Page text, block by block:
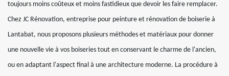
toujours moins coûteux et moins fastidieux que devoir les faire remplacer.
Chez JC Rénovation, entreprise pour peinture et rénovation de boiserie à
Lantabat, nous proposons plusieurs méthodes et matériaux pour donner
une nouvelle vie à vos boiseries tout en conservant le charme de l'ancien,
ou en adaptant l'aspect final à une architecture moderne. La procédure à